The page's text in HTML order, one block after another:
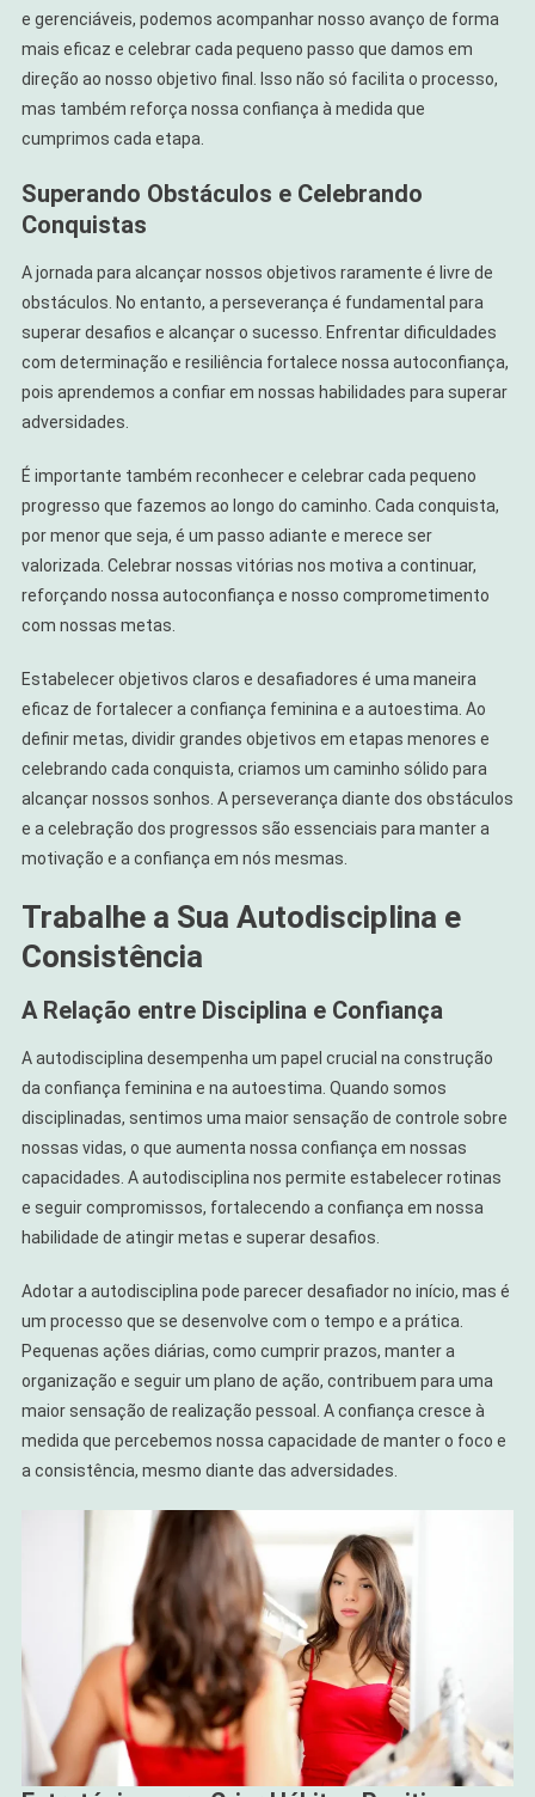
e gerenciáveis, podemos acompanhar nosso avanço de forma
mais eficaz e celebrar cada pequeno passo que damos em
direção ao nosso objetivo final. Isso não só facilita o processo,
mas também reforça nossa confiança à medida que
cumprimos cada etapa.
Superando Obstáculos e Celebrando
Conquistas
A jornada para alcançar nossos objetivos raramente é livre de
obstáculos. No entanto, a perseverança é fundamental para
superar desafios e alcançar o sucesso. Enfrentar dificuldades
com determinação e resiliência fortalece nossa autoconfiança,
pois aprendemos a confiar em nossas habilidades para superar
adversidades.
É importante também reconhecer e celebrar cada pequeno
progresso que fazemos ao longo do caminho. Cada conquista,
por menor que seja, é um passo adiante e merece ser
valorizada. Celebrar nossas vitórias nos motiva a continuar,
reforçando nossa autoconfiança e nosso comprometimento
com nossas metas.
Estabelecer objetivos claros e desafiadores é uma maneira
eficaz de fortalecer a confiança feminina e a autoestima. Ao
definir metas, dividir grandes objetivos em etapas menores e
celebrando cada conquista, criamos um caminho sólido para
alcançar nossos sonhos. A perseverança diante dos obstáculos
e a celebração dos progressos são essenciais para manter a
motivação e a confiança em nós mesmas.
Trabalhe a Sua Autodisciplina e
Consistência
A Relação entre Disciplina e Confiança
A autodisciplina desempenha um papel crucial na construção
da confiança feminina e na autoestima. Quando somos
disciplinadas, sentimos uma maior sensação de controle sobre
nossas vidas, o que aumenta nossa confiança em nossas
capacidades. A autodisciplina nos permite estabelecer rotinas
e seguir compromissos, fortalecendo a confiança em nossa
habilidade de atingir metas e superar desafios.
Adotar a autodisciplina pode parecer desafiador no início, mas é
um processo que se desenvolve com o tempo e a prática.
Pequenas ações diárias, como cumprir prazos, manter a
organização e seguir um plano de ação, contribuem para uma
maior sensação de realização pessoal. A confiança cresce à
medida que percebemos nossa capacidade de manter o foco e
a consistência, mesmo diante das adversidades.